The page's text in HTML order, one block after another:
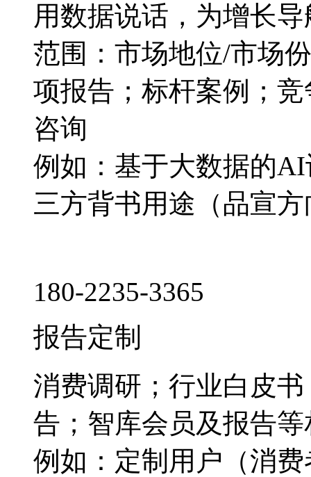
用数据说话，为增长导
范围：市场地位/市场
项报告；标杆案例；
咨询
例如：基于大数据的
三方背书用途（品宣
180-2235-3365
报告定制
消费调研；行业白皮
告；智库会员及报告
例如：定制用户（消